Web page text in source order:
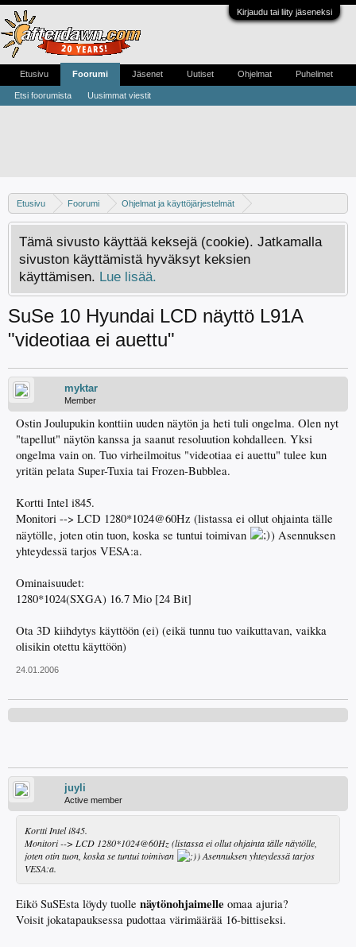
Kirjaudu tai liity jäseneksi
Etusivu Foorumi
Ohjelmat ja käyttöjärjestelmät
Linux -keskustelu
Tämä sivusto käyttää keksejä (cookie). Jatkamalla
sivuston käyttämistä hyväksyt keksien
käyttämisen. Lue lisää.
SuSe 10 Hyundai LCD näyttö L91A
"videotiaa ei auettu"
myktar
Member
Ostin Joulupukin konttiin uuden näytön ja heti tuli ongelma. Olen nyt
"tapellut" näytön kanssa ja saanut resoluution kohdalleen. Yksi
ongelma vain on. Tuo virheilmoitus "videotiaa ei auettu" tulee kun
yritän pelata Super-Tuxia tai Frozen-Bubblea.
Kortti Intel i845.
Monitori --> LCD 1280*1024@60Hz (listassa ei ollut ohjainta tälle
näytölle, joten otin tuon, koska se tuntui toimivan
) Asennuksen
yhteydessä tarjos VESA:a.
Ominaisuudet:
1280*1024(SXGA) 16.7 Mio [24 Bit]
Ota 3D kiihdytys käyttöön (ei) (eikä tunnu tuo vaikuttavan, vaikka
olisikin otettu käyttöön)
24.01.2006
juyli
Active member
Kortti Intel i845.
Monitori --> LCD 1280*1024@60Hz (listassa ei ollut ohjainta tälle näytölle,
joten otin tuon, koska se tuntui toimivan
) Asennuksen yhteydessä tarjos
VESA:a.
Eikö SuSEsta löydy tuolle näytönohjaimelle omaa ajuria?
Voisit jokatapauksessa pudottaa värimäärää 16-bittiseksi.
Etusivu Foorumi
Etsi foorumista Uusimmat viestit
Jäsenet Uutiset Ohjelmat Puhelimet